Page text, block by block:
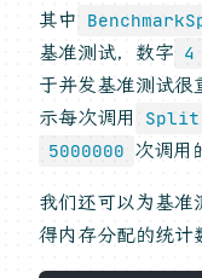
其中
基准测试，数字 4
于并发基准测试很
示每次调用
Split
5000000 次调用
我们还可以为基准
得内存分配的统计